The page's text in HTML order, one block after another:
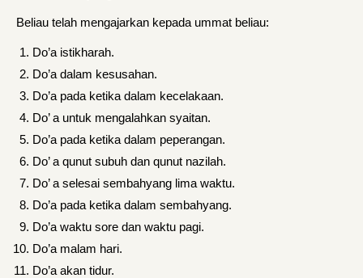
Beliau telah mengajarkan kepada ummat beliau:
Do’a istikharah.
Do’a dalam kesusahan.
Do’a pada ketika dalam kecelakaan.
Do’ a untuk mengalahkan syaitan.
Do’a pada ketika dalam peperangan.
Do’ a qunut subuh dan qunut nazilah.
Do’ a selesai sembahyang lima waktu.
Do’a pada ketika dalam sembahyang.
Do’a waktu sore dan waktu pagi.
Do’a malam hari.
Do’a akan tidur.